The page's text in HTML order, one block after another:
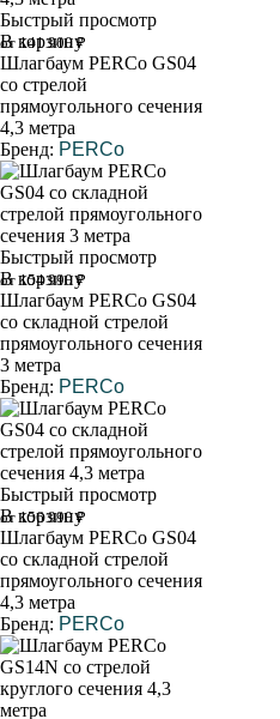
Быстрый просмотр
В корзину
от 141 900 ₽
Шлагбаум PERCo GS04
со стрелой
прямоугольного сечения
4,3 метра
Бренд: PERCo
Быстрый просмотр
В корзину
от 154 990 ₽
Шлагбаум PERCo GS04
со складной стрелой
прямоугольного сечения
3 метра
Бренд: PERCo
Быстрый просмотр
В корзину
от 156 990 ₽
Шлагбаум PERCo GS04
со складной стрелой
прямоугольного сечения
4,3 метра
Бренд: PERCo